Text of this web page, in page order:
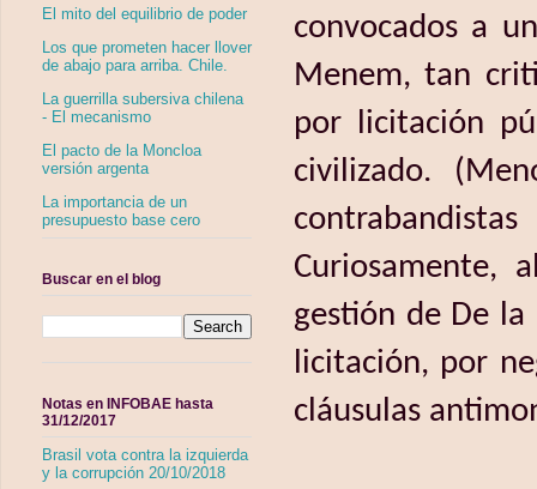
convocados a
Menem, tan
por licitación
civilizado.
gestión de De la
licitación, por
cláusulas
El mito del equilibrio de poder
Los que prometen hacer llover
de abajo para arriba. Chile.
La guerrilla subersiva chilena
- El mecanismo
El pacto de la Moncloa
versión argenta
La importancia de un
presupuesto base cero
Buscar en el blog
Notas en INFOBAE hasta
31/12/2017
Brasil vota contra la izquierda
y la corrupción 20/10/2018